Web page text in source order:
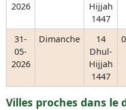
2026
Hijjah
1447
31-
05-
2026
Dimanche
14
Dhul-
Hijjah
1447
Villes proches dans le